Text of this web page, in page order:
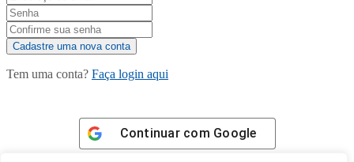
Tem uma conta? Faça login aqui
Continuar com Google